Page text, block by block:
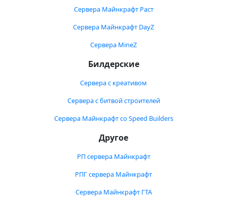
Сервера Майнкрафт Раст
Сервера Майнкрафт DayZ
Сервера MineZ
Билдерские
Сервера с креативом
Сервера с битвой строителей
Сервера Майнкрафт со Speed Builders
Другое
РП сервера Майнкрафт
РПГ сервера Майнкрафт
Сервера Майнкрафт ГТА